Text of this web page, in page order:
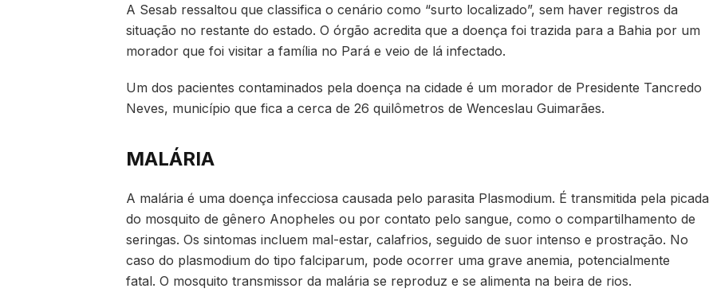
A Sesab ressaltou que classifica o cenário como “surto localizado”, sem haver registros da
situação no restante do estado. O órgão acredita que a doença foi trazida para a Bahia por um
morador que foi visitar a família no Pará e veio de lá infectado.
Um dos pacientes contaminados pela doença na cidade é um morador de Presidente Tancredo
Neves, município que fica a cerca de 26 quilômetros de Wenceslau Guimarães.
MALÁRIA
A malária é uma doença infecciosa causada pelo parasita Plasmodium. É transmitida pela picada
do mosquito de gênero Anopheles ou por contato pelo sangue, como o compartilhamento de
seringas. Os sintomas incluem mal-estar, calafrios, seguido de suor intenso e prostração. No
caso do plasmodium do tipo falciparum, pode ocorrer uma grave anemia, potencialmente
fatal. O mosquito transmissor da malária se reproduz e se alimenta na beira de rios.